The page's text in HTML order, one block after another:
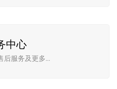
中心
后服务及更多…